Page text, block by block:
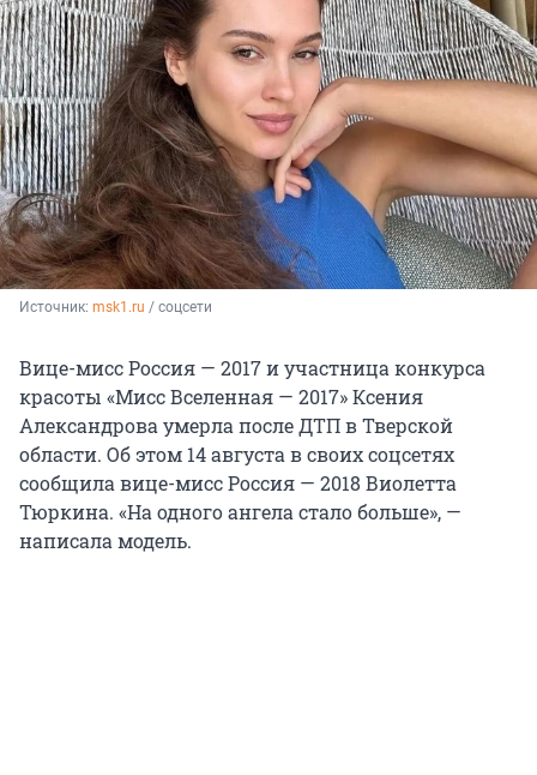
Источник: msk1.ru / соцсети
Вице-мисс Россия — 2017 и участница конкурса
красоты «Мисс Вселенная — 2017» Ксения
Александрова умерла после ДТП в Тверской
области. Об этом 14 августа в своих соцсетях
сообщила вице-мисс Россия — 2018 Виолетта
Тюркина. «На одного ангела стало больше», —
написала модель.